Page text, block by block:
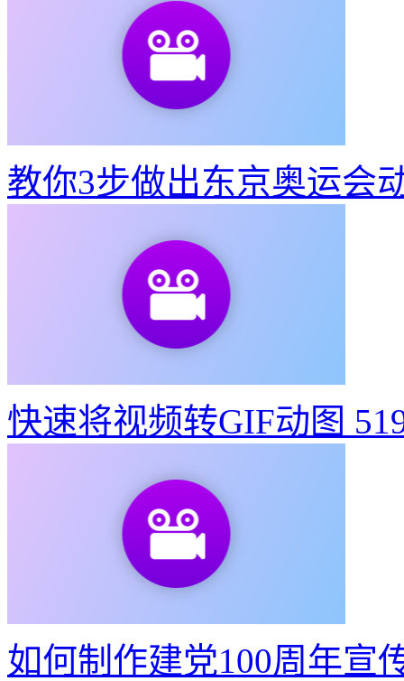
教你3步做出东京奥运会
快速将视频转GIF动图
如何制作建党100周年宣